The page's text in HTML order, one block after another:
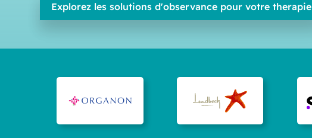
Explorez les solutions d'observance pour votre therapie